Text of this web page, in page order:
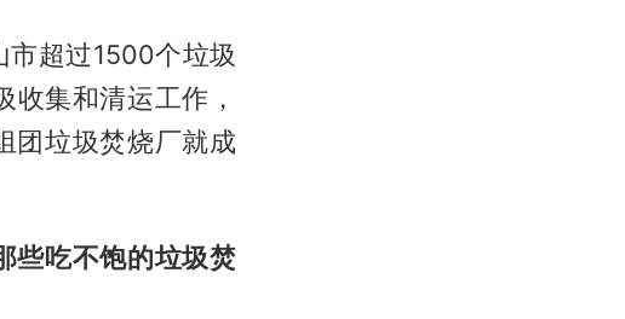
超过1500个垃圾
集和清运工作，
团垃圾焚烧厂就成
些吃不饱的垃圾焚